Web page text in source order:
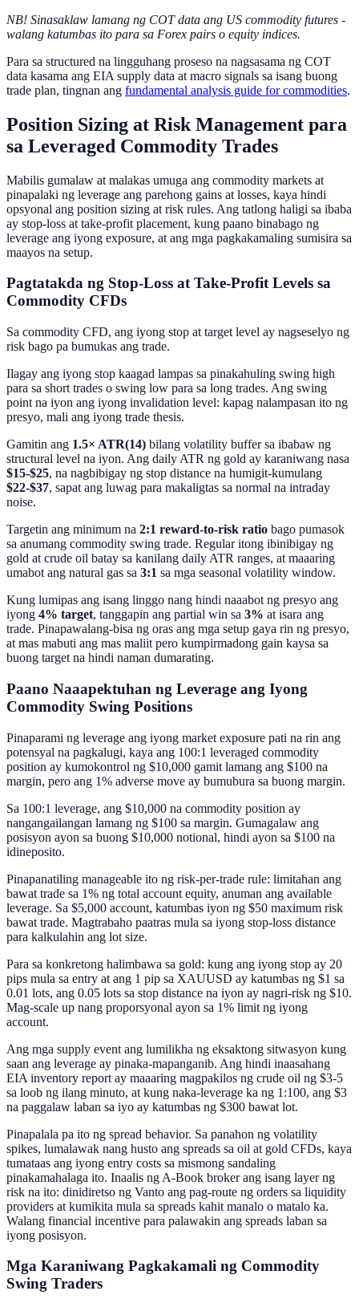
NB! Sinasaklaw lamang ng COT data ang US commodity futures -
walang katumbas ito para sa Forex pairs o equity indices.
Para sa structured na lingguhang proseso na nagsasama ng COT
data kasama ang EIA supply data at macro signals sa isang buong
trade plan, tingnan ang fundamental analysis guide for commodities.
Position Sizing at Risk Management para
sa Leveraged Commodity Trades
Mabilis gumalaw at malakas umuga ang commodity markets at
pinapalaki ng leverage ang parehong gains at losses, kaya hindi
opsyonal ang position sizing at risk rules. Ang tatlong haligi sa ibaba
ay stop-loss at take-profit placement, kung paano binabago ng
leverage ang iyong exposure, at ang mga pagkakamaling sumisira sa
maayos na setup.
Pagtatakda ng Stop-Loss at Take-Profit Levels sa
Commodity CFDs
Sa commodity CFD, ang iyong stop at target level ay nagseselyo ng
risk bago pa bumukas ang trade.
Ilagay ang iyong stop kaagad lampas sa pinakahuling swing high
para sa short trades o swing low para sa long trades. Ang swing
point na iyon ang iyong invalidation level: kapag nalampasan ito ng
presyo, mali ang iyong trade thesis.
Gamitin ang 1.5× ATR(14) bilang volatility buffer sa ibabaw ng
structural level na iyon. Ang daily ATR ng gold ay karaniwang nasa
$15-$25, na nagbibigay ng stop distance na humigit-kumulang
$22-$37, sapat ang luwag para makaligtas sa normal na intraday
noise.
Targetin ang minimum na 2:1 reward-to-risk ratio bago pumasok
sa anumang commodity swing trade. Regular itong ibinibigay ng
gold at crude oil batay sa kanilang daily ATR ranges, at maaaring
umabot ang natural gas sa 3:1 sa mga seasonal volatility window.
Kung lumipas ang isang linggo nang hindi naaabot ng presyo ang
iyong 4% target, tanggapin ang partial win sa 3% at isara ang
trade. Pinapawalang-bisa ng oras ang mga setup gaya rin ng presyo,
at mas mabuti ang mas maliit pero kumpirmadong gain kaysa sa
buong target na hindi naman dumarating.
Paano Naaapektuhan ng Leverage ang Iyong
Commodity Swing Positions
Pinaparami ng leverage ang iyong market exposure pati na rin ang
potensyal na pagkalugi, kaya ang 100:1 leveraged commodity
position ay kumokontrol ng $10,000 gamit lamang ang $100 na
margin, pero ang 1% adverse move ay bumubura sa buong margin.
Sa 100:1 leverage, ang $10,000 na commodity position ay
nangangailangan lamang ng $100 sa margin. Gumagalaw ang
posisyon ayon sa buong $10,000 notional, hindi ayon sa $100 na
idineposito.
Pinapanatiling manageable ito ng risk-per-trade rule: limitahan ang
bawat trade sa 1% ng total account equity, anuman ang available
leverage. Sa $5,000 account, katumbas iyon ng $50 maximum risk
bawat trade. Magtrabaho paatras mula sa iyong stop-loss distance
para kalkulahin ang lot size.
Para sa konkretong halimbawa sa gold: kung ang iyong stop ay 20
pips mula sa entry at ang 1 pip sa XAUUSD ay katumbas ng $1 sa
0.01 lots, ang 0.05 lots sa stop distance na iyon ay nagri-risk ng $10.
Mag-scale up nang proporsyonal ayon sa 1% limit ng iyong
account.
Ang mga supply event ang lumilikha ng eksaktong sitwasyon kung
saan ang leverage ay pinaka-mapanganib. Ang hindi inaasahang
EIA inventory report ay maaaring magpakilos ng crude oil ng $3-5
sa loob ng ilang minuto, at kung naka-leverage ka ng 1:100, ang $3
na paggalaw laban sa iyo ay katumbas ng $300 bawat lot.
Pinapalala pa ito ng spread behavior. Sa panahon ng volatility
spikes, lumalawak nang husto ang spreads sa oil at gold CFDs, kaya
tumataas ang iyong entry costs sa mismong sandaling
pinakamahalaga ito. Inaalis ng A-Book broker ang isang layer ng
risk na ito: dinidiretso ng Vanto ang pag-route ng orders sa liquidity
providers at kumikita mula sa spreads kahit manalo o matalo ka.
Walang financial incentive para palawakin ang spreads laban sa
iyong posisyon.
Mga Karaniwang Pagkakamali ng Commodity
Swing Traders